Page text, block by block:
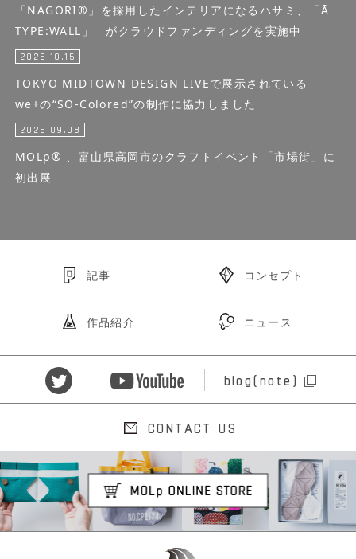
「NAGORI®」を採用したインテリアになるハサミ、「Ā
TYPE:WALL」 がクラウドファンディングを実施中
2025.10.15
TOKYO MIDTOWN DESIGN LIVEで展示されている
we+の“SO-Colored”の制作に協力しました
2025.09.08
MOLp® 、富山県高岡市のクラフトイベント「市場街」に
初出展
記事 コンセプト
作品紹介 ニュース
blog(note)
CONTACT US